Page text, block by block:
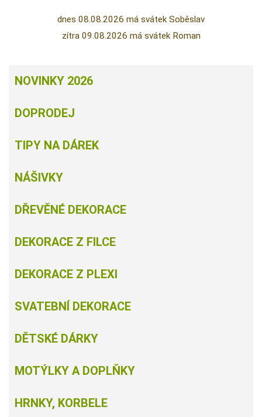
dnes 08.08.2026 má svátek Soběslav
zítra 09.08.2026 má svátek Roman
NOVINKY 2026
DOPRODEJ
TIPY NA DÁREK
NÁŠIVKY
DŘEVĚNÉ DEKORACE
DEKORACE Z FILCE
DEKORACE Z PLEXI
SVATEBNÍ DEKORACE
DĚTSKÉ DÁRKY
MOTÝLKY A DOPLŇKY
HRNKY, KORBELE